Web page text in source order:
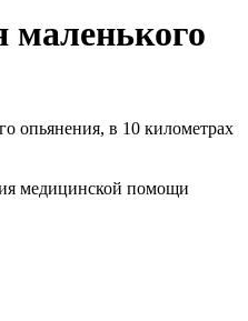
маленького
опьянения, в 10 километрах
медицинской помощи